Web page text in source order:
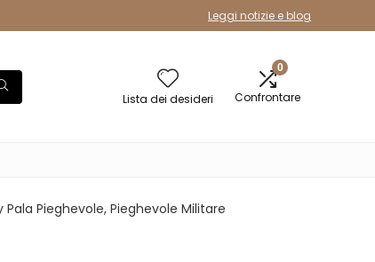
Leggi notizie e blog
Lista dei desideri
0
Confrontare
Pala Pieghevole, Pieghevole Militare